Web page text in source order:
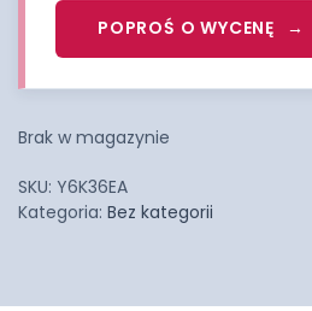
POPROŚ O WYCENĘ
Brak w magazynie
SKU: Y6K36EA
Kategoria: Bez kategorii